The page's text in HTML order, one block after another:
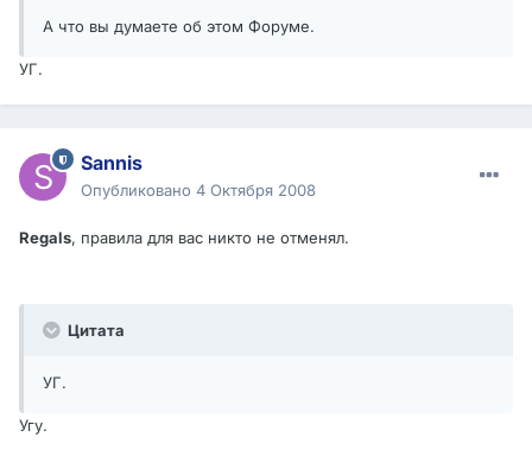
А что вы думаете об этом Форуме.
УГ.
Sannis
Опубликовано 4 Октября 2008
Regals, правила для вас никто не отменял.
Цитата
УГ.
Угу.